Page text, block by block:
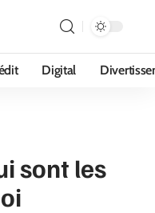
Digital
sont les